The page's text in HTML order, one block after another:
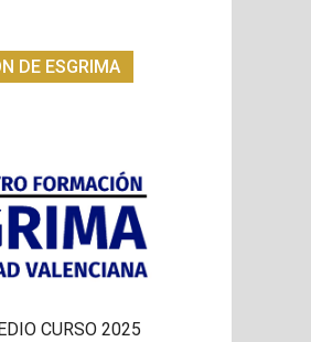
DE ESGRIMA
CURSO 2025